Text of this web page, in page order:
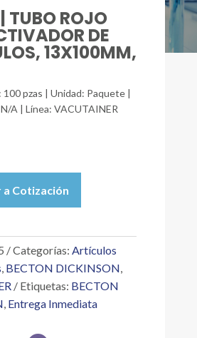
TUBO ROJO
DE
13X100MM,
pzas | Unidad: Paquete |
A | Línea: VACUTAINER
a Cotización
Categorías: Artículos
, BECTON DICKINSON,
Etiquetas: BECTON
, Entrega Inmediata